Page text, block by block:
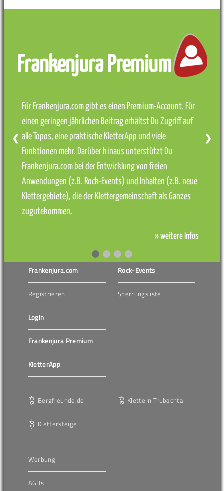
Frankenjura Premium
Für Frankenjura.com gibt es einen Premium-Account. Für
einen geringen jährlichen Beitrag erhältst Du Zugriff auf
alle Topos, eine praktische KletterApp und viele
Funktionen mehr. Darüber hinaus unterstützt Du
Frankenjura.com bei der Entwicklung von freien
Anwendungen (z.B. Rock-Events) und Inhalten (z.B. neue
Klettergebiete), die der Klettergemeinschaft als Ganzes
zugutekommen.
» weitere Infos
❮ ❯
Frankenjura.com
Registrieren
Login
Frankenjura Premium
KletterApp
Rock-Events
Sperrungsliste
Bergfreunde.de
Klettersteige
Klettern Trubachtal
Werbung
AGBs